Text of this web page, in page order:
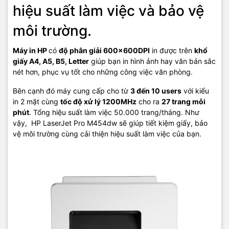
hiệu suất làm việc và bảo vệ
môi trường.
Máy in HPcó độ phân giải 600x600DPI in được trên khổ
giấy A4, A5, B5, Letter giúp bạn in hình ảnh hay văn bản sắc
nét hơn, phục vụ tốt cho những công việc văn phòng.
Bên cạnh đó máy cung cấp cho từ 3 đến 10 users với kiểu
in 2 mặt cùng tốc độ xử lý 1200MHz cho ra 27 trang mỗi
phút. Tổng hiệu suất làm việc 50.000 trang/tháng. Như
vậy, HP LaserJet Pro M454dw sẽ giúp tiết kiệm giấy, bảo
vệ môi trường cùng cải thiện hiệu suất làm việc của bạn.
ROAM capable for easy printing